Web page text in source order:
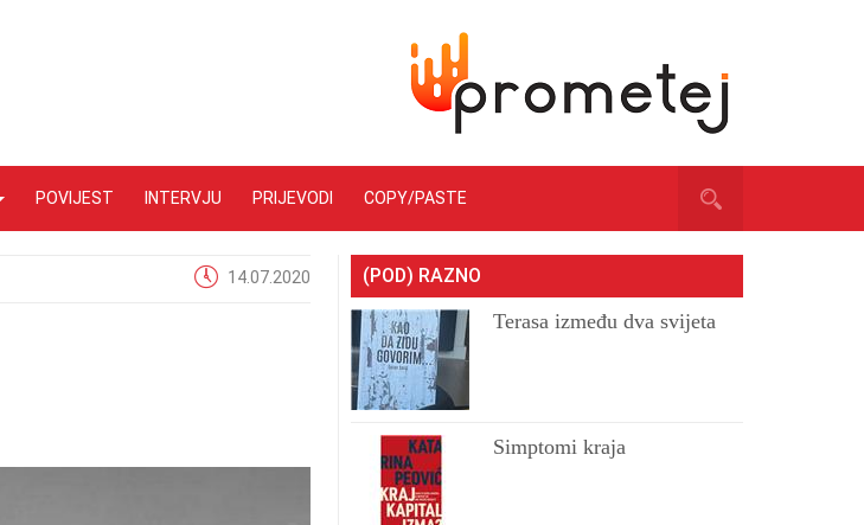
POVIJEST INTERVJU PRIJEVODI COPY/PASTE
14.07.2020 (POD) RAZNO
Terasa između dva svijeta
Simptomi kraja